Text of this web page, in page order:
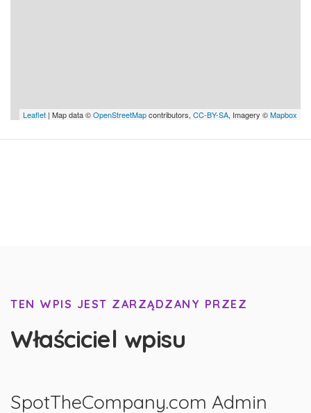
Leaflet | Map data ©OpenStreetMapcontributors, CC-BY-SA, Imagery ©Mapbox
TEN WPIS JEST ZARZĄDZANY PRZEZ
Właściciel wpisu
SpotTheCompany.com Admin